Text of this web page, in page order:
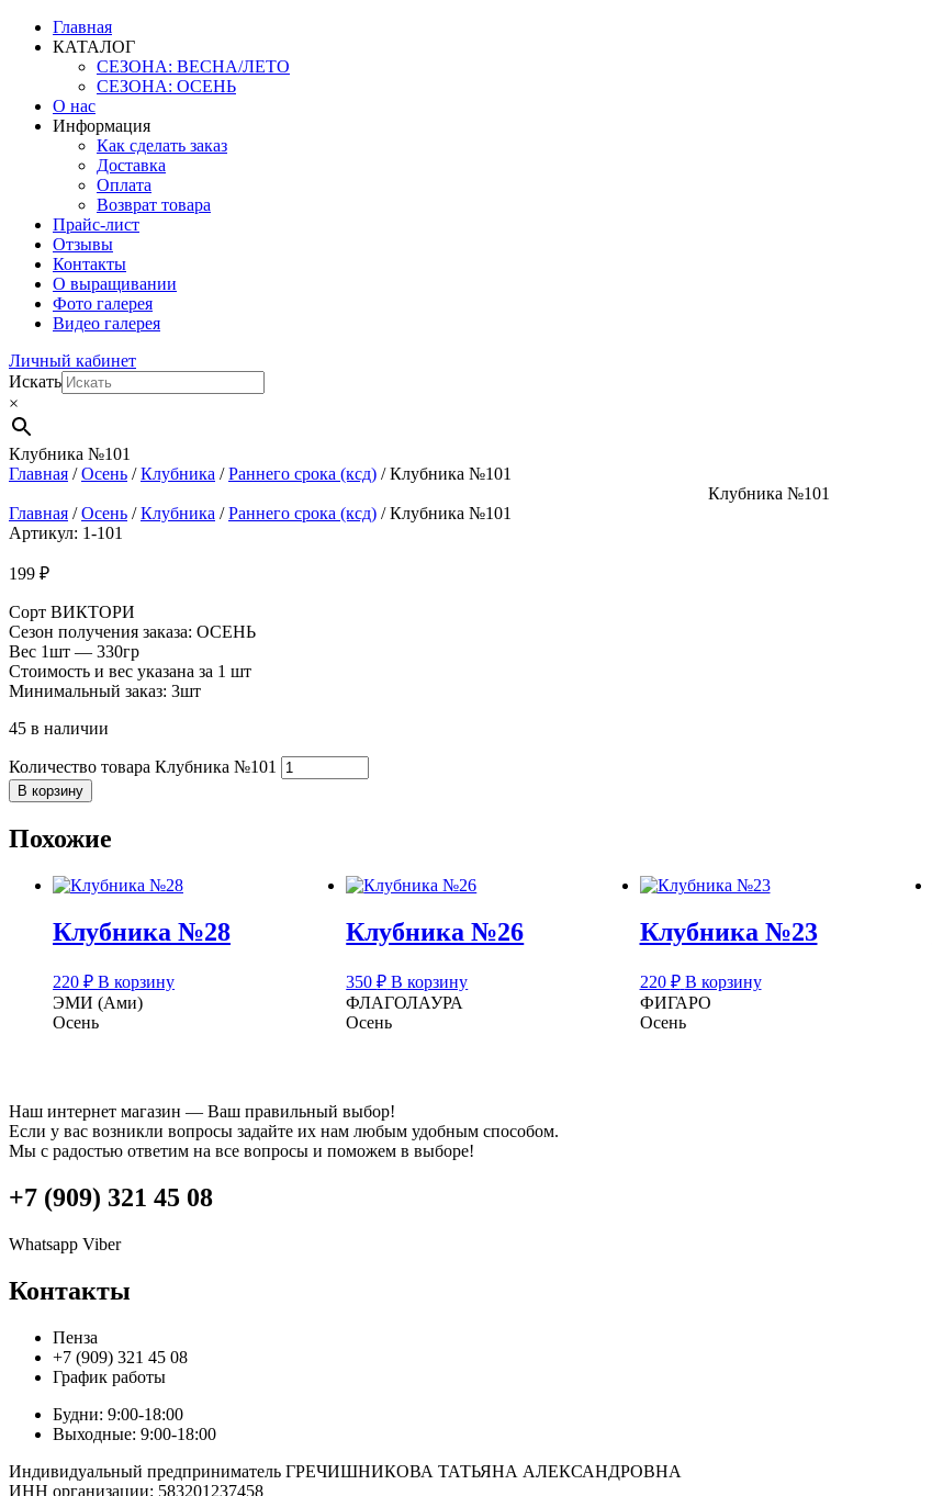
Главная
КАТАЛОГ
СЕЗОНА: ВЕСНА/ЛЕТО
СЕЗОНА: ОСЕНЬ
О нас
Информация
Как сделать заказ
Доставка
Оплата
Возврат товара
Прайс-лист
Отзывы
Контакты
О выращивании
Фото галерея
Видео галерея
Личный кабинет
Искать
×
Клубника №101
Главная /Осень /Клубника /Раннего срока (ксд) / Клубника №101
Клубника №101
Главная /Осень /Клубника /Раннего срока (ксд) / Клубника №101
Артикул: 1-101
199 ₽
Сорт ВИКТОРИ
Сезон получения заказа: ОСЕНЬ
Вес 1шт — 330гр
Стоимость и вес указана за 1 шт
Минимальный заказ: 3шт
45 в наличии
Количество товара Клубника №101
В корзину
Похожие
Клубника №28
220 ₽ В корзину
ЭМИ (Ами)
Осень
Клубника №26
350₽ В корзину
ФЛАГОЛАУРА
Осень
Клубника №23
220 ₽ В корзину
ФИГАРО
Осень
Наш интернет магазин — Ваш правильный выбор!
Если у вас возникли вопросы задайте их нам любым удобным способом.
Мы с радостью ответим на все вопросы и поможем в выборе!
+7 (909) 321 45 08
Whatsapp Viber
Контакты
Пенза
+7 (909) 321 45 08
График работы
Будни: 9:00-18:00
Выходные: 9:00-18:00
Индивидуальный предприниматель ГРЕЧИШНИКОВА ТАТЬЯНА АЛЕКСАНДРОВНА
ИНН организации: 583201237458